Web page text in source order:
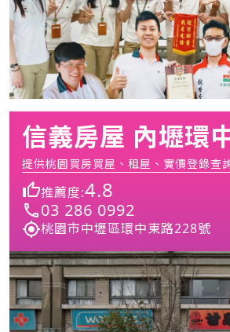
信義房屋 內壢環
提供桃園買房買屋、租屋、實價登錄查
推薦度:4.8
03 286 0992
桃園市中壢區環中東路228號